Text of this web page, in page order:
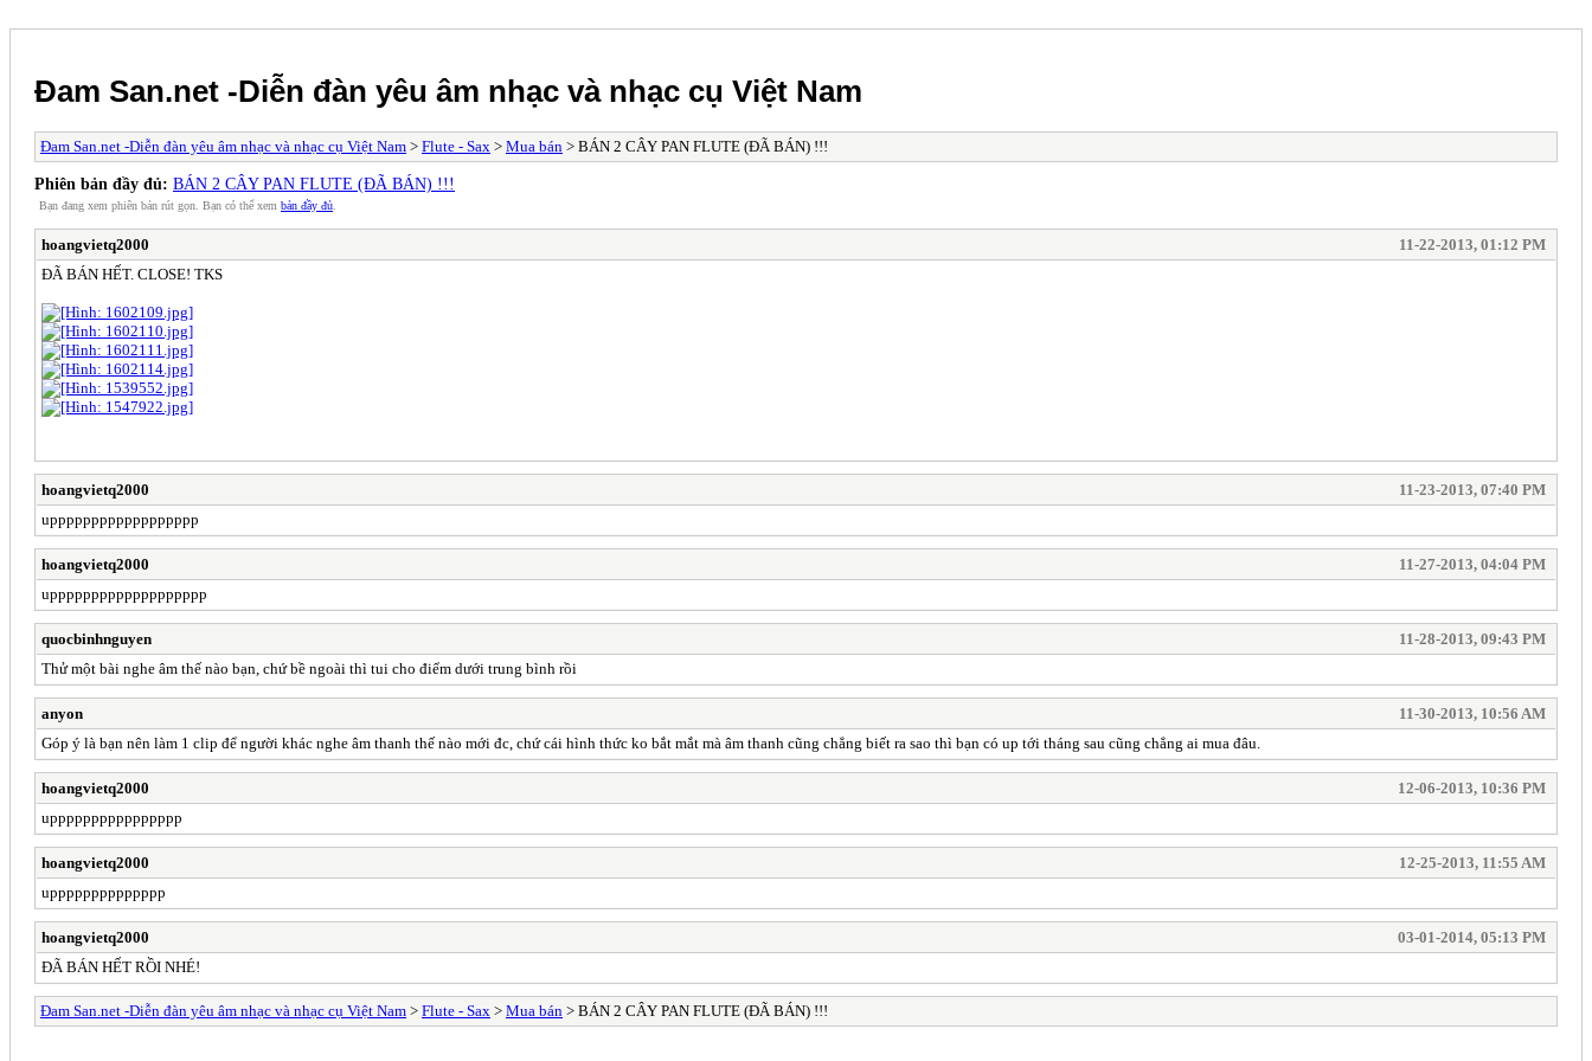
Đam San.net -Diễn đàn yêu âm nhạc và nhạc cụ Việt Nam
Đam San.net -Diễn đàn yêu âm nhạc và nhạc cụ Việt Nam > Flute - Sax > Mua bán > BÁN 2 CÂY PAN FLUTE (ĐÃ BÁN) !!!
Phiên bản đầy đủ: BÁN 2 CÂY PAN FLUTE (ĐÃ BÁN) !!!
Bạn đang xem phiên bản rút gọn. Bạn có thể xem bản đầy đủ
hoangvietq2000
11-22-2013, 01:12 PM
ĐÃ BÁN HẾT. CLOSE! TKS
hoangvietq2000
11-23-2013, 07:40 PM
upppppppppppppppppp
hoangvietq2000
11-27-2013, 04:04 PM
uppppppppppppppppppp
quocbinhnguyen
11-28-2013, 09:43 PM
Thử một bài nghe âm thế nào bạn, chứ bề ngoài thì tui cho điểm dưới trung bình rồi
anyon
11-30-2013, 10:56 AM
Góp ý là bạn nên làm 1 clip để người khác nghe âm thanh thế nào mới đc, chứ cái hình thức ko bắt mắt mà âm thanh cũng chẳng biết ra sao thì bạn có up tới tháng sau cũng chẳng ai mua đâu.
hoangvietq2000
12-06-2013, 10:36 PM
upppppppppppppppp
hoangvietq2000
12-25-2013, 11:55 AM
upppppppppppppp
hoangvietq2000
03-01-2014, 05:13 PM
ĐÃ BÁN HẾT RỒI NHÉ!
Đam San.net -Diễn đàn yêu âm nhạc và nhạc cụ Việt Nam > Flute - Sax > Mua bán > BÁN 2 CÂY PAN FLUTE (ĐÃ BÁN) !!!